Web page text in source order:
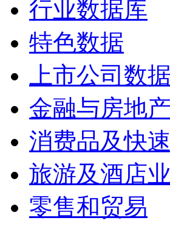
行业数据库
特色数据
上市公司数据
金融与房地产
消费品及快
旅游及酒店业
零售和贸易